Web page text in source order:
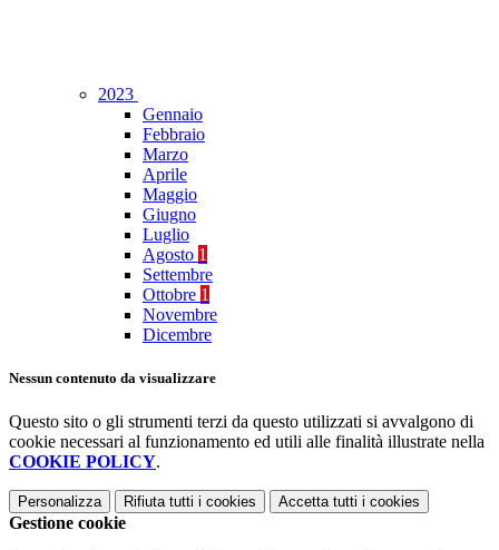
2023
Gennaio
Febbraio
Marzo
Aprile
Maggio
Giugno
Luglio
Agosto 1
Settembre
Ottobre 1
Novembre
Dicembre
Nessun contenuto da visualizzare
Questo sito o gli strumenti terzi da questo utilizzati si avvalgono di
cookie necessari al funzionamento ed utili alle finalità illustrate nella
COOKIE POLICY.
Personalizza Rifiuta tutti i cookies Accetta tutti i cookies
Gestione cookie